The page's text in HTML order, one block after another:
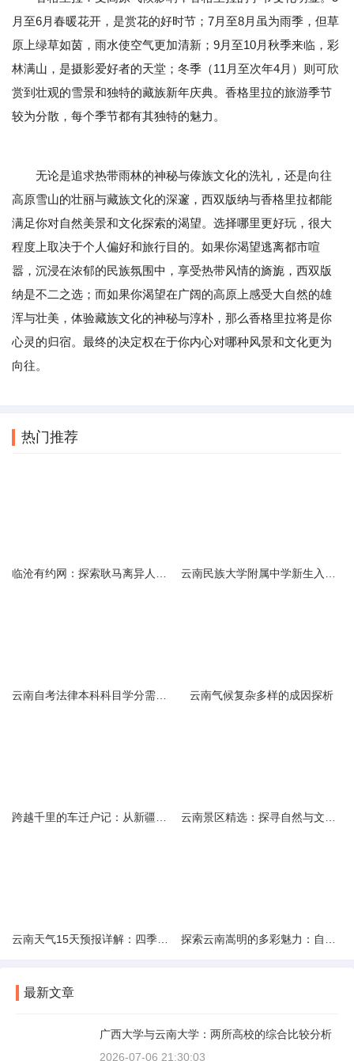
月至6月春暖花开，是赏花的好时节；7月至8月虽为雨季，但草
原上绿草如茵，雨水使空气更加清新；9月至10月秋季来临，彩
林满山，是摄影爱好者的天堂；冬季（11月至次年4月）则可欣
赏到壮观的雪景和独特的藏族新年庆典。香格里拉的旅游季节
较为分散，每个季节都有其独特的魅力。
无论是追求热带雨林的神秘与傣族文化的洗礼，还是向往
高原雪山的壮丽与藏族文化的深邃，西双版纳与香格里拉都能
满足你对自然美景和文化探索的渴望。选择哪里更好玩，很大
程度上取决于个人偏好和旅行目的。如果你渴望逃离都市喧
嚣，沉浸在浓郁的民族氛围中，享受热带风情的旖旎，西双版
纳是不二之选；而如果你渴望在广阔的高原上感受大自然的雄
浑与壮美，体验藏族文化的神秘与淳朴，那么香格里拉将是你
心灵的归宿。最终的决定权在于你内心对哪种风景和文化更为
向往。
热门推荐
云南气候复杂多样的成因探析
最新文章
广西大学与云南大学：两所高校的综合比较分析
2026-07-06 21:30:03